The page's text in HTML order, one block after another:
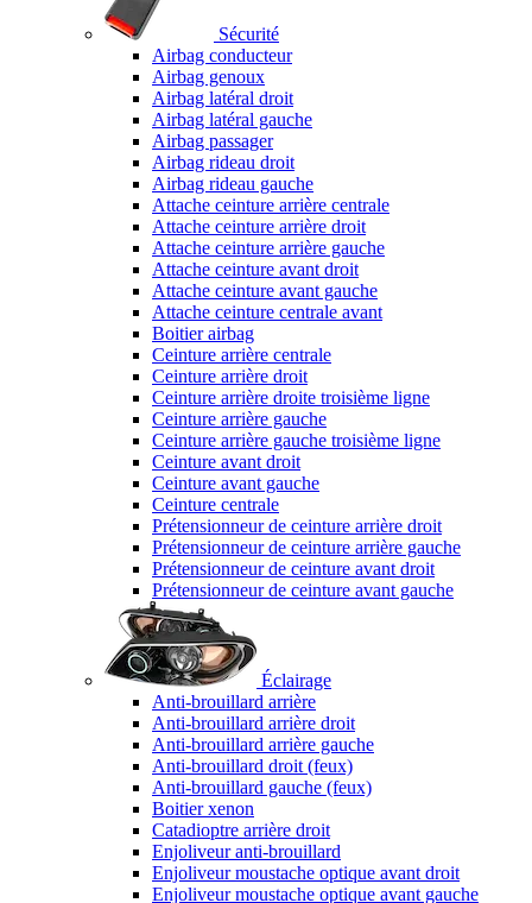
Sécurité
Airbag conducteur
Airbag genoux
Airbag latéral droit
Airbag latéral gauche
Airbag passager
Airbag rideau droit
Airbag rideau gauche
Attache ceinture arrière centrale
Attache ceinture arrière droit
Attache ceinture arrière gauche
Attache ceinture avant droit
Attache ceinture avant gauche
Attache ceinture centrale avant
Boitier airbag
Ceinture arrière centrale
Ceinture arrière droit
Ceinture arrière droite troisième ligne
Ceinture arrière gauche
Ceinture arrière gauche troisième ligne
Ceinture avant droit
Ceinture avant gauche
Ceinture centrale
Prétensionneur de ceinture arrière droit
Prétensionneur de ceinture arrière gauche
Prétensionneur de ceinture avant droit
Prétensionneur de ceinture avant gauche
Éclairage
Anti-brouillard arrière
Anti-brouillard arrière droit
Anti-brouillard arrière gauche
Anti-brouillard droit (feux)
Anti-brouillard gauche (feux)
Boitier xenon
Catadioptre arrière droit
Enjoliveur anti-brouillard
Enjoliveur moustache optique avant droit
Enjoliveur moustache optique avant gauche